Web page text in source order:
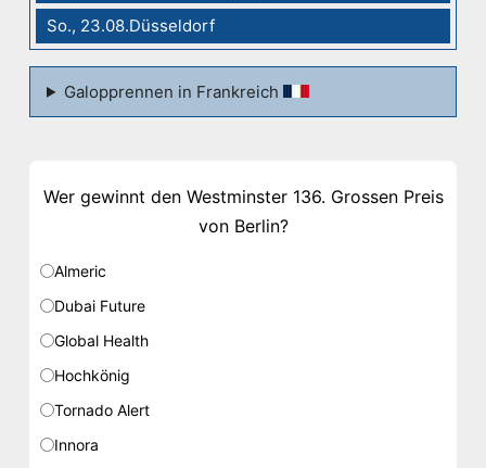
So., 23.08.Düsseldorf
Galopprennen in Frankreich
Wer gewinnt den Westminster 136. Grossen Preis
von Berlin?
Almeric
Dubai Future
Global Health
Hochkönig
Tornado Alert
Innora